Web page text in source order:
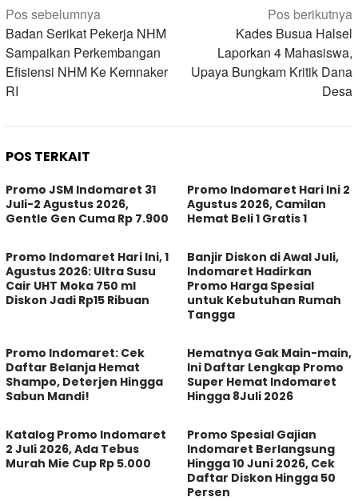
Navigasi
pos
Pos sebelumnya
Badan Serikat Pekerja NHM
Sampaikan Perkembangan
Efisiensi NHM Ke Kemnaker
RI
Pos berikutnya
Kades Busua Halsel
Laporkan 4 Mahasiswa,
Upaya Bungkam Kritik Dana
Desa
POS TERKAIT
Promo JSM Indomaret 31
Juli-2 Agustus 2026,
Gentle Gen Cuma Rp 7.900
Promo Indomaret Hari Ini 2
Agustus 2026, Camilan
Hemat Beli 1 Gratis 1
Promo Indomaret Hari Ini, 1
Agustus 2026: Ultra Susu
Cair UHT Moka 750 ml
Diskon Jadi Rp15 Ribuan
Banjir Diskon di Awal Juli,
Indomaret Hadirkan
Promo Harga Spesial
untuk Kebutuhan Rumah
Tangga
Promo Indomaret: Cek
Daftar Belanja Hemat
Shampo, Deterjen Hingga
Sabun Mandi!
Hematnya Gak Main-main,
Ini Daftar Lengkap Promo
Super Hemat Indomaret
Hingga 8Juli 2026
Katalog Promo Indomaret
2 Juli 2026, Ada Tebus
Murah Mie Cup Rp 5.000
Promo Spesial Gajian
Indomaret Berlangsung
Hingga 10 Juni 2026, Cek
Daftar Diskon Hingga 50
Persen